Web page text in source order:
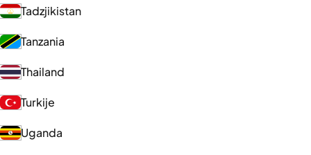
Tadzjikistan
Tanzania
Thailand
Turkije
Uganda